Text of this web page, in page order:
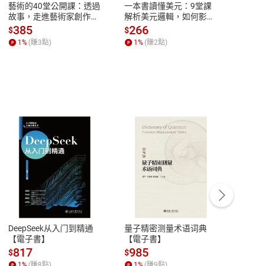
性
參
客服資訊
服務時間：週一到週五 10:00-12:00、
13:00-17:00 (國定假日及例假日休息)
客服電話：0080-1857077
藝術的40堂公開課：透過
故事，走進藝術家創作現
場，看藝術如何誕生、如
何形塑人類生活【電子
書】
$385
1% (賺3點)
一本書讀懂美元：9堂課
解析美元邏輯，如何影響
全球經濟和每個人的投資
【電子書】
$266
1% (賺2點)
DeepSeek从入门到精通
【電子書】
$817
量子精密测量术语词典
【電子書】
$985